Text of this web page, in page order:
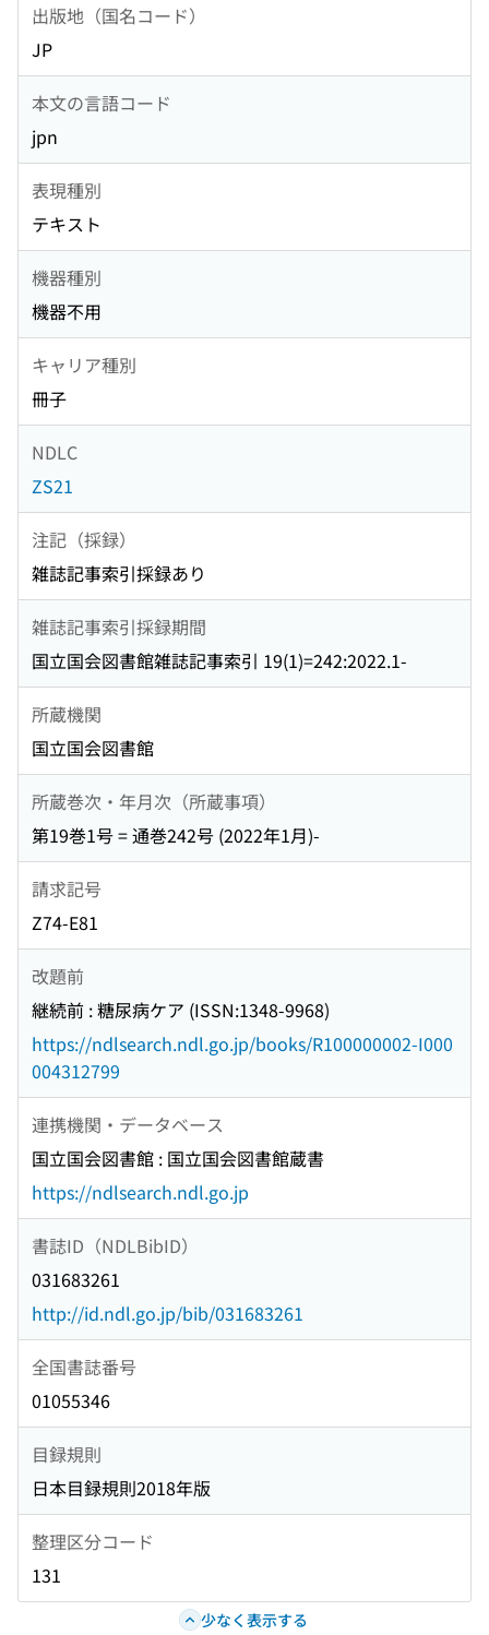
出版地（国名コード）
JP
本文の言語コード
jpn
表現種別
テキスト
機器種別
機器不用
キャリア種別
冊子
NDLC
ZS21
注記（採録）
雑誌記事索引採録あり
雑誌記事索引採録期間
国立国会図書館雑誌記事索引 19(1)=242:2022.1-
所蔵機関
国立国会図書館
所蔵巻次・年月次（所蔵事項）
第19巻1号 = 通巻242号 (2022年1月)-
請求記号
Z74-E81
改題前
継続前 : 糖尿病ケア (ISSN:1348-9968)
https://ndlsearch.ndl.go.jp/books/R100000002-I000
004312799
連携機関・データベース
国立国会図書館 : 国立国会図書館蔵書
https://ndlsearch.ndl.go.jp
書誌ID（NDLBibID）
031683261
http://id.ndl.go.jp/bib/031683261
全国書誌番号
01055346
目録規則
日本目録規則2018年版
整理区分コード
131
少なく表示する